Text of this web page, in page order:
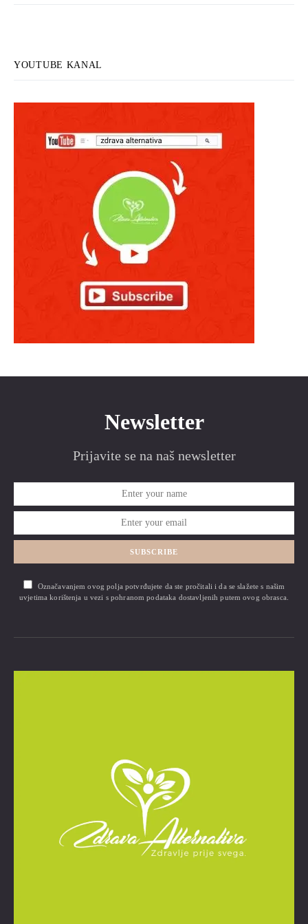
YOUTUBE KANAL
Newsletter
Prijavite se na naš newsletter
SUBSCRIBE
Označavanjem ovog polja potvrđujete da ste pročitali i da se slažete s našim
uvjetima korištenja u vezi s pohranom podataka dostavljenih putem ovog obrasca.